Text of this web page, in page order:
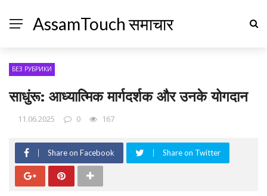
AssamTouch समाचार
БЕЗ РУБРИКИ
साधुंरू: आध्यात्मिक मार्गदर्शक और उनके योगदान
11.06.2025 0 167
Share on Facebook Share on Twitter